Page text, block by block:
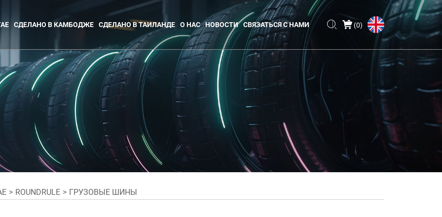
СДЕЛАНО В КАМБОДЖЕ СДЕЛАНО В ТАИЛАНДЕ О НАС НОВОСТИ СВЯЗАТЬСЯ С НАМИ (0)
ROUNDRULE ГРУЗОВЫЕ ШИНЫ